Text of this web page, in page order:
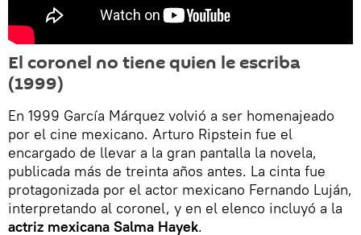
El coronel no tiene quien le escriba
(1999)
En 1999 García Márquez volvió a ser homenajeado
por el cine mexicano. Arturo Ripstein fue el
encargado de llevar a la gran pantalla la novela,
publicada más de treinta años antes. La cinta fue
protagonizada por el actor mexicano Fernando Luján,
interpretando al coronel, y en el elenco incluyó a la
actriz mexicana Salma Hayek.